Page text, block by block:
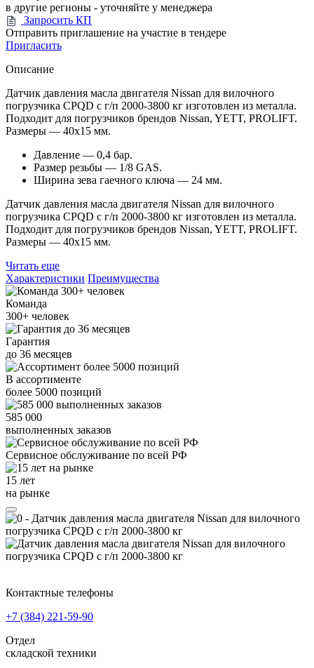
в другие регионы - уточняйте у менеджера
Запросить КП
Отправить приглашение на участие в тендере
Пригласить
Описание
Датчик давления масла двигателя Nissan для вилочного
погрузчика CPQD с г/п 2000-3800 кг изготовлен из металла.
Подходит для погрузчиков брендов Nissan, YETT, PROLIFT.
Размеры — 40х15 мм.
Давление — 0,4 бар.
Размер резьбы — 1/8 GAS.
Ширина зева гаечного ключа — 24 мм.
Датчик давления масла двигателя Nissan для вилочного
погрузчика CPQD с г/п 2000-3800 кг изготовлен из металла.
Подходит для погрузчиков брендов Nissan, YETT, PROLIFT.
Размеры — 40х15 мм.
Читать еще
Характеристики Преимущества
Команда
300+ человек
Гарантия
до 36 месяцев
В ассортименте
более 5000 позиций
585 000
выполненных заказов
Сервисное обслуживание по всей РФ
15 лет
на рынке
Контактные телефоны
+7 (384) 221-59-90
Отдел
складской техники